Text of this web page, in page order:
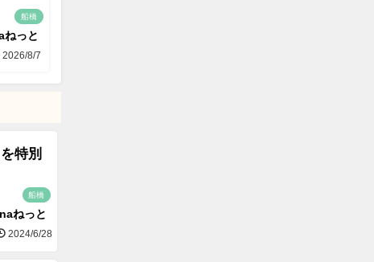
船橋
ねっと
2026/8/7
特別
船橋
ねっと
2024/6/28